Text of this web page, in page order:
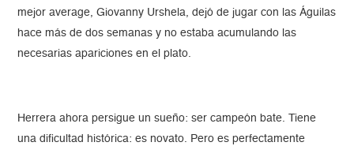
mejor average, Giovanny Urshela, dejó de jugar con las Águilas
hace más de dos semanas y no estaba acumulando las
necesarias apariciones en el plato.
Herrera ahora persigue un sueño: ser campeón bate. Tiene
una dificultad histórica: es novato. Pero es perfectamente